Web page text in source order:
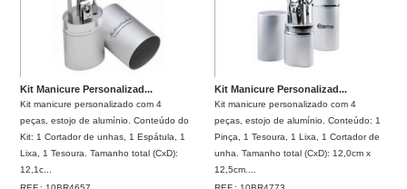
Kit Manicure Personalizad...
Kit manicure personalizado com 4
peças, estojo de alumínio. Conteúdo do
Kit: 1 Cortador de unhas, 1 Espátula, 1
Lixa, 1 Tesoura. Tamanho total (CxD):
12,1c...
Kit Manicure Personalizad...
Kit manicure personalizado com 4
peças, estojo de alumínio. Conteúdo: 1
Pinça, 1 Tesoura, 1 Lixa, 1 Cortador de
unha. Tamanho total (CxD): 12,0cm x
12,5cm....